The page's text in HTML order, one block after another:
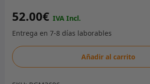
52.00€
JUNTA
universal
Añadir al carrito